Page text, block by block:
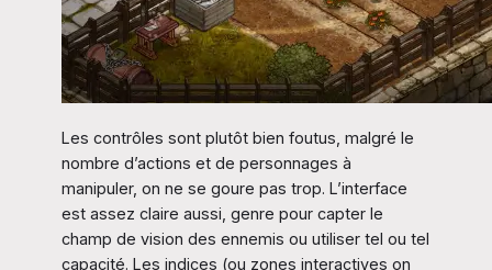
Les contrôles sont plutôt bien foutus, malgré le
nombre d’actions et de personnages à
manipuler, on ne se goure pas trop. L’interface
est assez claire aussi, genre pour capter le
champ de vision des ennemis ou utiliser tel ou tel
capacité. Les indices (ou zones interactives on